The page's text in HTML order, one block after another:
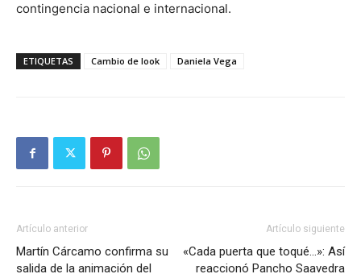
contingencia nacional e internacional.
ETIQUETAS Cambio de look Daniela Vega
Artículo anterior
Martín Cárcamo confirma su
salida de la animación del
Artículo siguiente
«Cada puerta que toqué…»: Así
reaccionó Pancho Saavedra